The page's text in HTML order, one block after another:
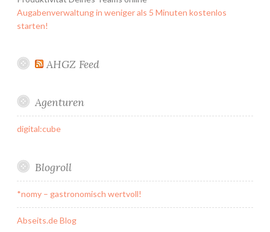
Augabenverwaltung in weniger als 5 Minuten kostenlos
starten!
AHGZ Feed
Agenturen
digital:cube
Blogroll
*nomy – gastronomisch wertvoll!
Abseits.de Blog